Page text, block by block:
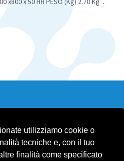
utilizziamo cookie o
tecniche e, con il tuo
finalità come specificato